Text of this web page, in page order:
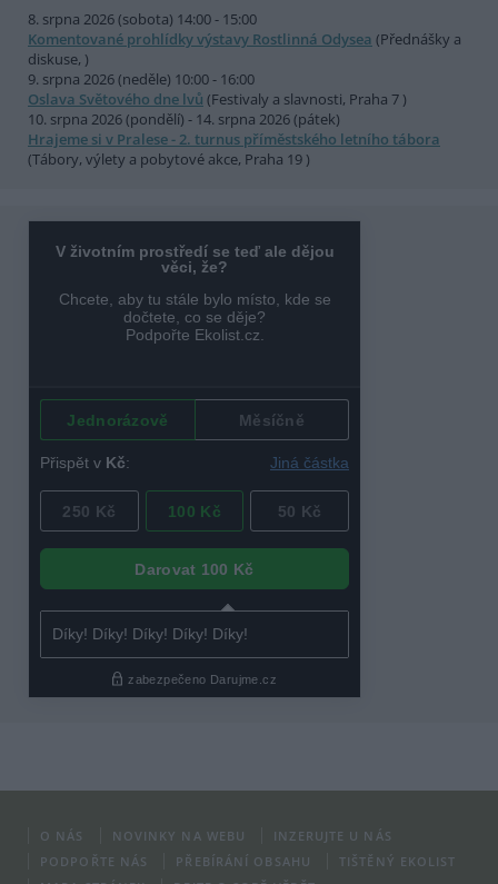
8. srpna 2026 (sobota) 14:00 - 15:00
Komentované prohlídky výstavy Rostlinná Odysea (Přednášky a
diskuse, )
9. srpna 2026 (neděle) 10:00 - 16:00
Oslava Světového dne lvů (Festivaly a slavnosti, Praha 7 )
10. srpna 2026 (pondělí) - 14. srpna 2026 (pátek)
Hrajeme si v Pralese - 2. turnus příměstského letního tábora
(Tábory, výlety a pobytové akce, Praha 19 )
O NÁS NOVINKY NA WEBU
INZERUJTE U NÁS
PODPOŘTE NÁS
PŘEBÍRÁNÍ OBSAHU
TIŠTĚNÝ EKOLIST